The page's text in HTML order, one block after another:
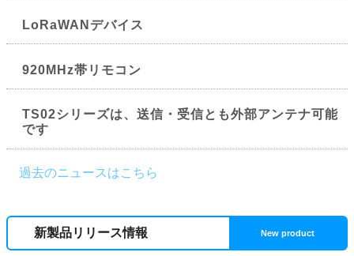
LoRaWANデバイス
920MHz帯リモコン
TS02シリーズは、送信・受信とも外部アンテナ可能
です
過去のニュースはこちら
新製品リリース情報